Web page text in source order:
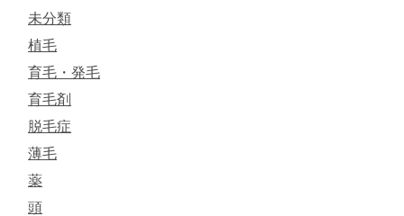
未分類
植毛
育毛・発毛
育毛剤
脱毛症
薄毛
薬
頭